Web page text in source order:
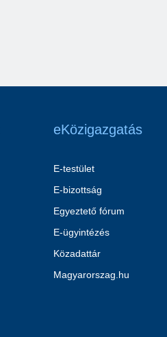
eKözigazgatás
E-testület
E-bizottság
Egyeztető fórum
E-ügyintézés
Közadattár
Magyarorszag.hu